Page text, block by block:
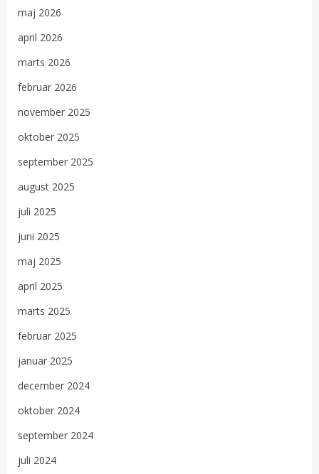
maj 2026
april 2026
marts 2026
februar 2026
november 2025
oktober 2025
september 2025
august 2025
juli 2025
juni 2025
maj 2025
april 2025
marts 2025
februar 2025
januar 2025
december 2024
oktober 2024
september 2024
juli 2024